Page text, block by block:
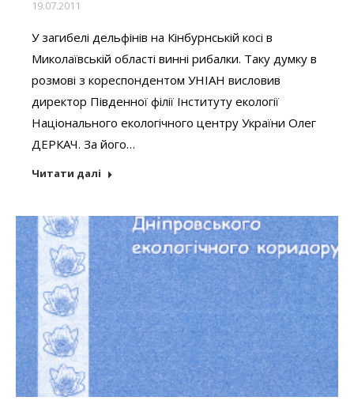
19.07.2011
У загибелі дельфінів на Кінбурнській косі в
Миколаївській області винні рибалки. Таку думку в
розмові з кореспондентом УНІАН висловив
директор Південної філії Інституту екології
Національного екологічного центру України Олег
ДЕРКАЧ. За його…
Читати далі